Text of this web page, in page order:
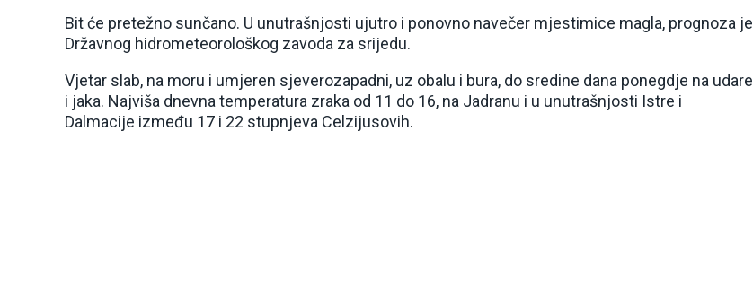
Bit će pretežno sunčano. U unutrašnjosti ujutro i ponovno navečer mjestimice magla, prognoza je
Državnog hidrometeorološkog zavoda za srijedu.
Vjetar slab, na moru i umjeren sjeverozapadni, uz obalu i bura, do sredine dana ponegdje na udare
i jaka. Najviša dnevna temperatura zraka od 11 do 16, na Jadranu i u unutrašnjosti Istre i
Dalmacije između 17 i 22 stupnjeva Celzijusovih.